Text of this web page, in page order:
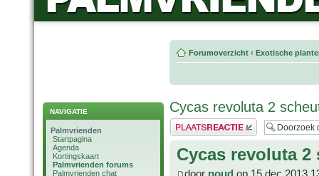
NAVIGATIE
Palmvrienden
Startpagina
Agenda
Kortingskaart
Palmvrienden forums
Palmvrienden chat
Forumoverzicht ‹ Exotische
Cycas revoluta 2
Plaats een reactie
Cycas revoluta 2
door noud op 15 dec 2013